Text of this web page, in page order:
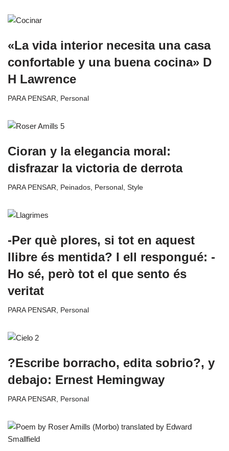
«La vida interior necesita una casa
confortable y una buena cocina» D
H Lawrence
PARA PENSAR, Personal
Cioran y la elegancia moral:
disfrazar la victoria de derrota
PARA PENSAR, Peinados, Personal , Style
-Per què plores, si tot en aquest
llibre és mentida? I ell respongué: -
Ho sé, però tot el que sento és
veritat
PARA PENSAR, Personal
?Escribe borracho, edita sobrio?, y
debajo: Ernest Hemingway
PARA PENSAR, Personal